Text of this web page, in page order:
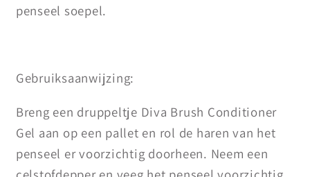
penseel soepel.
Gebruiksaanwijzing:
Breng een druppeltje Diva Brush Conditioner
Gel aan op een pallet en rol de haren van het
penseel er voorzichtig doorheen. Neem een